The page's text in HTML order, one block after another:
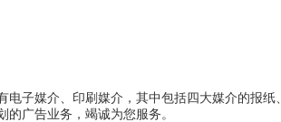
子媒介、印刷媒介，其中包括四大媒介的报
广告业务，竭诚为您服务。